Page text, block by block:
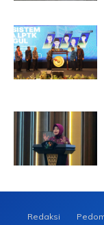
Redaksi